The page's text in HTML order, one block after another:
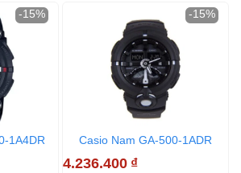
1A4DR
-15%
Casio Nam GA-500-1ADR
4.236.400 ₫
-15%